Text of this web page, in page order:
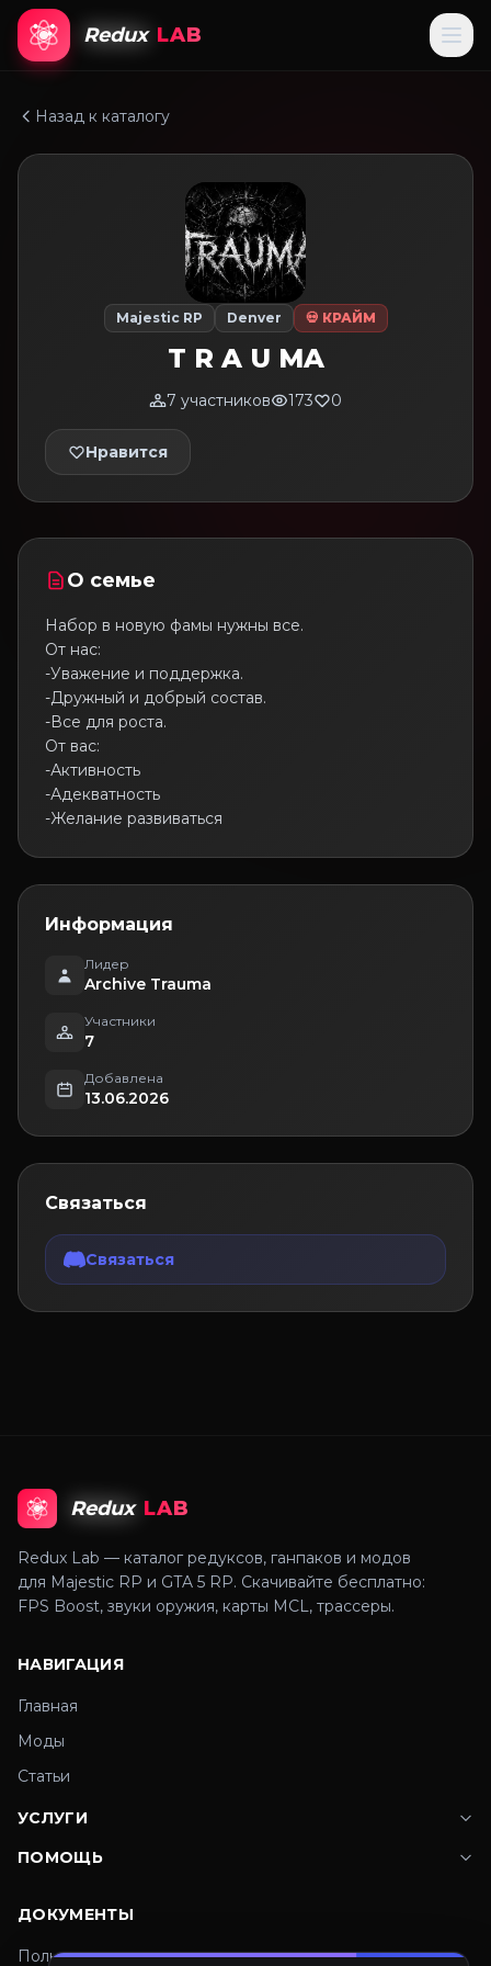
Redux LAB
Назад к каталогу
Majestic RP Denver 💀 КРАЙМ
T R A U MA
7 участников 173 0
Нравится
О семье
Набор в новую фамы нужны все.
От нас:
-Уважение и поддержка.
-Дружный и добрый состав.
-Все для роста.
От вас:
-Активность
-Адекватность
-Желание развиваться
Информация
Лидер
Archive Trauma
Участники
7
Добавлена
13.06.2026
Связаться
Связаться
Redux LAB
Redux Lab — каталог редуксов, ганпаков и модов
для Majestic RP и GTA 5 RP. Скачивайте бесплатно:
FPS Boost, звуки оружия, карты MCL, трассеры.
НАВИГАЦИЯ
Главная
Моды
Статьи
УСЛУГИ
ПОМОЩЬ
ДОКУМЕНТЫ
Пользовательское соглашение